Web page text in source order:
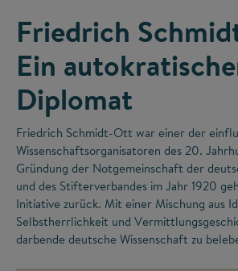
Friedrich
Ein
Diplomat
Friedrich Schmidt-Ott war einer der
Wissenschaftsorganisatoren des 20.
Gründung der Notgemeinschaft der
und des Stifterverbandes im Jahr 1920
Initiative zurück. Mit einer Mischung aus
Selbstherrlichkeit und
darbende deutsche Wissenschaft zu